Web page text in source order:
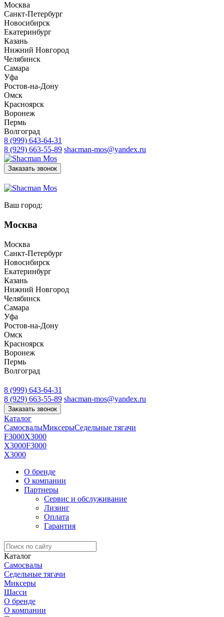
Москва
Санкт-Петербург
Новосибирск
Екатеринбург
Казань
Нижний Новгород
Челябинск
Самара
Уфа
Ростов-на-Дону
Омск
Красноярск
Воронеж
Пермь
Волгоград
8 (999) 643-64-31
8 (929) 663-55-89 shacman-mos@yandex.ru
Заказать звонок
Ваш город:
Москва
Москва
Санкт-Петербург
Новосибирск
Екатеринбург
Казань
Нижний Новгород
Челябинск
Самара
Уфа
Ростов-на-Дону
Омск
Красноярск
Воронеж
Пермь
Волгоград
8 (999) 643-64-31
8 (929) 663-55-89 shacman-mos@yandex.ru
Заказать звонок
Каталог
СамосвалыМиксерыСедельные тягачи
F3000X3000
X3000F3000
X3000
О бренде
О компании
Партнеры
Сервис и обслуживание
Лизинг
Оплата
Гарантия
Каталог
Самосвалы
Седельные тягачи
Миксеры
Шасси
О бренде
О компании